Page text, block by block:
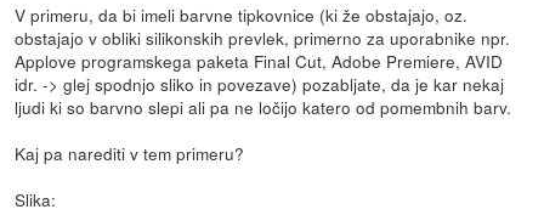
V primeru, da bi imeli barvne tipkovnice (ki že obstajajo, oz.
obstajajo v obliki silikonskih prevlek, primerno za uporabnike npr.
Applove programskega paketa Final Cut, Adobe Premiere, AVID
idr. -> glej spodnjo sliko in povezave) pozabljate, da je kar nekaj
ljudi ki so barvno slepi ali pa ne ločijo katero od pomembnih barv.
Kaj pa narediti v tem primeru?
Slika: